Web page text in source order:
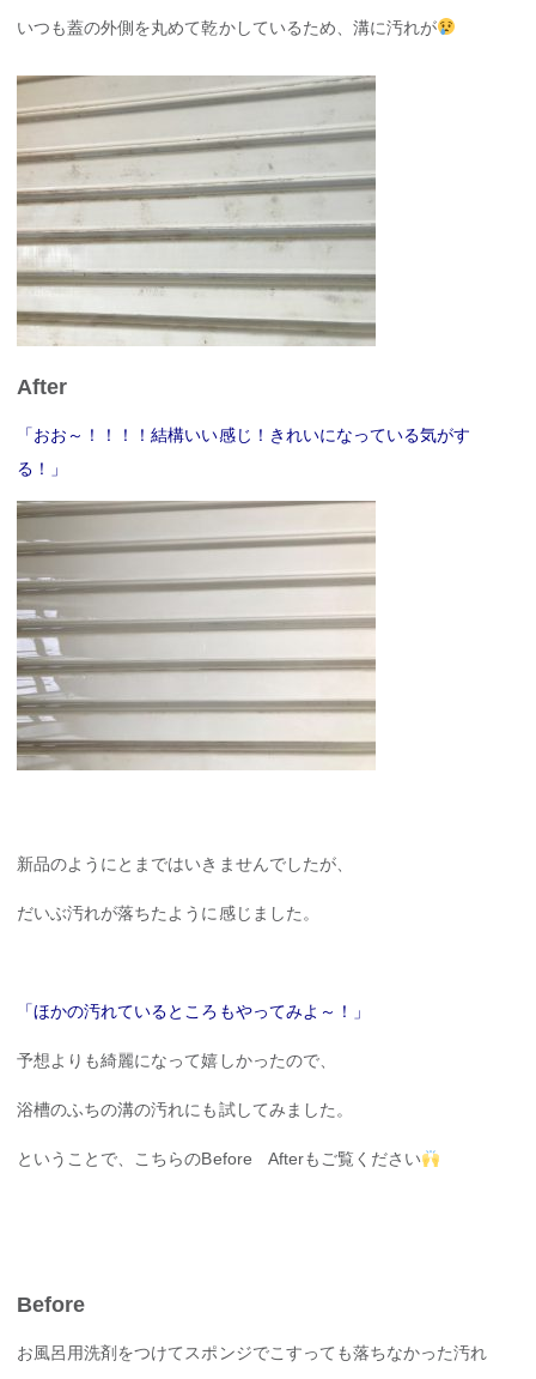
いつも蓋の外側を丸めて乾かしているため、溝に汚れが
After
「おお～！！！！結構いい感じ！きれいになっている気がす
る！」
新品のようにとまではいきませんでしたが、
だいぶ汚れが落ちたように感じました。
「ほかの汚れているところもやってみよ～！」
予想よりも綺麗になって嬉しかったので、
浴槽のふちの溝の汚れにも試してみました。
ということで、こちらのBefore Afterもご覧ください
Before
お風呂用洗剤をつけてスポンジでこすっても落ちなかった汚れ